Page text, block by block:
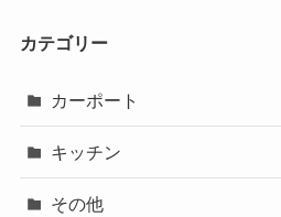
カテゴリー
カーポート
キッチン
その他